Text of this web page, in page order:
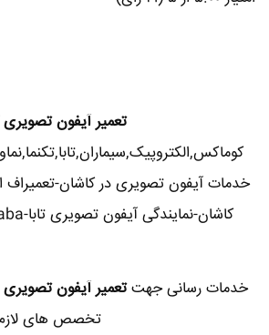
تعمیر آیفون
خدمات آیفون تصویری در کاشان-
کاشان-نمایندگی آیفون تصویری تابا-tabaالکتروپیک,سیماران-simaran-کوماکس commax-کامکس camax-سوزوکی suzuki-آلدو ALDO در کاشان-تعمیرات آیفون تصویری خیابان و محله کاشان.
خدمات رسانی جهتتعمیر آیفون
تخصص های لازم